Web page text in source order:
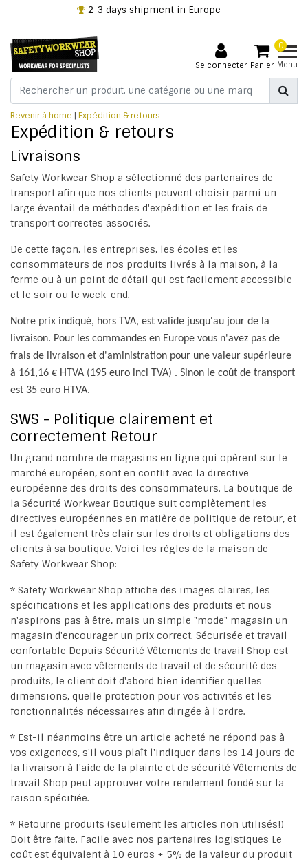
2-3 days shipment in Europe
Se connecter
0
Panier Menu
Revenir à home | Expédition & retours
Expédition & retours
Livraisons
Safety Workwear Shop a sélectionné des partenaires de
transport afin que nos clients peuvent choisir parmi un
large éventail de méthodes d'expédition et les frais de
transport correctes associés.
De cette façon, les entreprises, les écoles et les
consommateurs de nos produits livrés à la maison, à la
ferme ou à un point de détail qui est facilement accessible
et le soir ou le week-end.
Notre prix indiqué, hors TVA, est valide jusqu'au jour de la
livraison. Pour les commandes en Europe vous n'avez pas de
frais de livraison et d'aministration pour une valeur supérieure
à 161,16 € HTVA (195 euro incl TVA) . Sinon le coût de transport
est 35 euro HTVA.
SWS - Politique clairement et
correctement Retour
Un grand nombre de magasins en ligne qui opèrent sur le
marché européen, sont en conflit avec la directive
européenne des droits des consommateurs. La boutique de
la Sécurité Workwear Boutique suit complètement les
directives européennes en matière de politique de retour, et
il est également très clair sur les droits et obligations des
clients à sa boutique. Voici les règles de la maison de
Safety Workwear Shop:
* Safety Workwear Shop affiche des images claires, les
spécifications et les applications des produits et nous
n'aspirons pas à être, mais un simple "mode" magasin un
magasin d'encourager un prix correct. Sécurisée et travail
confortable Depuis Sécurité Vêtements de travail Shop est
un magasin avec vêtements de travail et de sécurité des
produits, le client doit d'abord bien identifier quelles
dimensions, quelle protection pour vos activités et les
fonctionnalités nécessaires afin dirigée à l'ordre.
* Est-il néanmoins être un article acheté ne répond pas à
vos exigences, s'il vous plaît l'indiquer dans les 14 jours de
la livraison à l'aide de la plainte et de sécurité Vêtements de
travail Shop peut approuver votre rendement fondé sur la
raison spécifiée.
* Retourne produits (seulement les articles non utilisés!)
Doit être faite. Facile avec nos partenaires logistiques Le
coût est équivalent à 10 euros + 5% de la valeur du produit